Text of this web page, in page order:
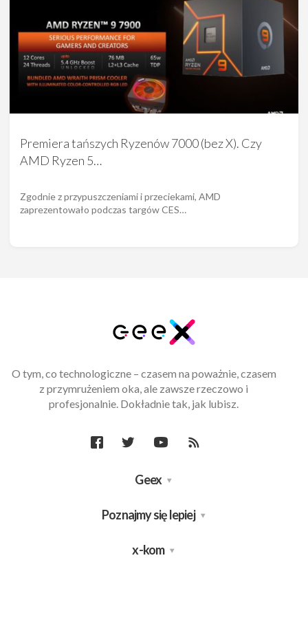
Premiera tańszych Ryzenów 7000 (bez X). Czy
AMD Ryzen 5…
Zgodnie z przypuszczeniami i przeciekami, AMD
zaprezentowało podczas targów CES…
O tym, co technologiczne – czasem na poważnie, czasem
z przymrużeniem oka, ale zawsze rzeczowo i
profesjonalnie. Dokładnie tak, jak lubisz.
Geex
Poznajmy się lepiej
x-kom